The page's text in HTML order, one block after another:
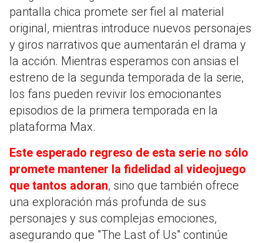
pantalla chica promete ser fiel al material
original, mientras introduce nuevos personajes
y giros narrativos que aumentarán el drama y
la acción. Mientras esperamos con ansias el
estreno de la segunda temporada de la serie,
los fans pueden revivir los emocionantes
episodios de la primera temporada en la
plataforma Max.
Este esperado regreso de esta serie no sólo
promete mantener la fidelidad al videojuego
que tantos adoran, sino que también ofrece
una exploración más profunda de sus
personajes y sus complejas emociones,
asegurando que "The Last of Us" continúe